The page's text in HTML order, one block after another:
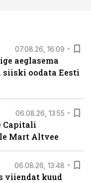
07.08.26, 16:09
aeglasema
siiski oodata Eesti
06.08.26, 13:55
Capitali
Mart Altvee
06.08.26, 13:48
viiendat kuud